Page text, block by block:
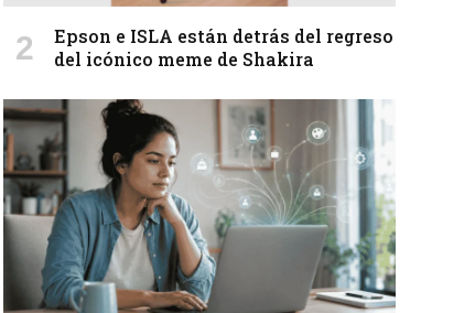
Epson e ISLA están detrás del regreso
del icónico meme de Shakira